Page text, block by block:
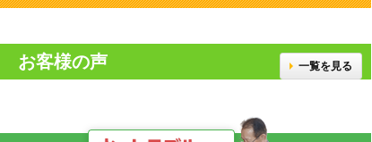
お客様の声 一覧を見る